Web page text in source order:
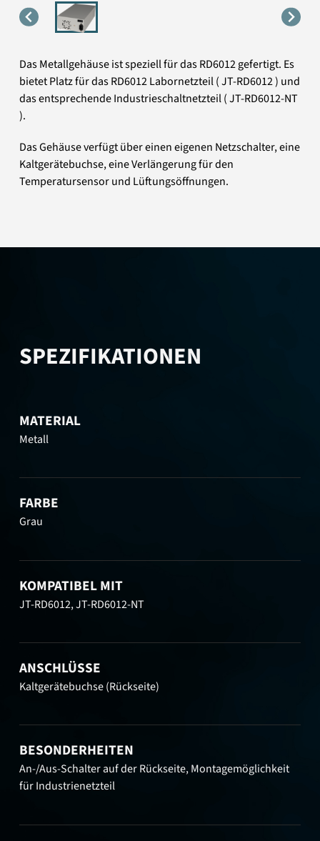
Das Metallgehäuse ist speziell für das RD6012 gefertigt. Es
bietet Platz für das RD6012 Labornetzteil ( JT-RD6012 ) und
das entsprechende Industrieschaltnetzteil ( JT-RD6012-NT
).
Das Gehäuse verfügt über einen eigenen Netzschalter, eine
Kaltgerätebuchse, eine Verlängerung für den
Temperatursensor und Lüftungsöffnungen.
SPEZIFIKATIONEN
MATERIAL
Metall
FARBE
Grau
KOMPATIBEL MIT
JT-RD6012, JT-RD6012-NT
ANSCHLÜSSE
Kaltgerätebuchse (Rückseite)
BESONDERHEITEN
An-/Aus-Schalter auf der Rückseite, Montagemöglichkeit
für Industrienetzteil